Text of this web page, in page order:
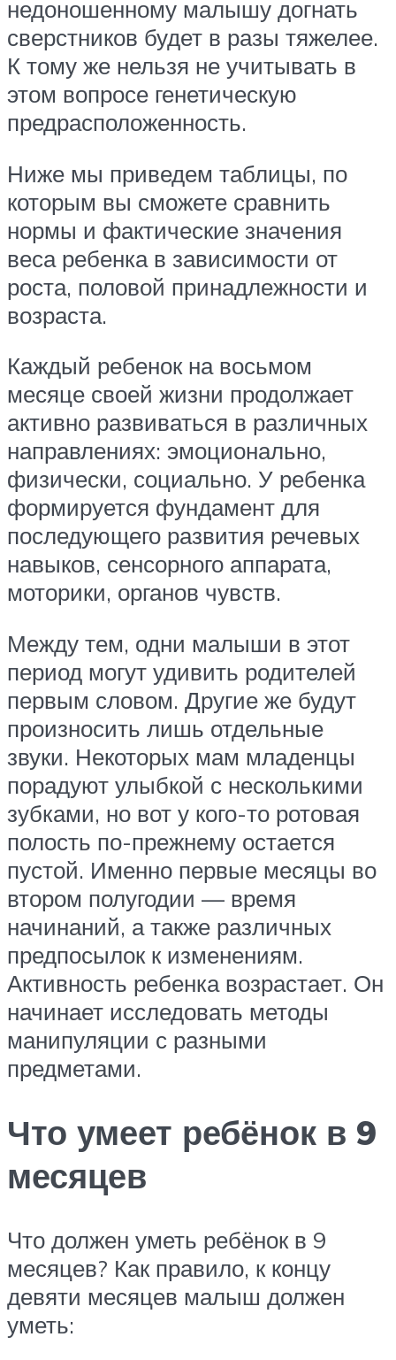
недоношенному малышу догнать
сверстников будет в разы тяжелее.
К тому же нельзя не учитывать в
этом вопросе генетическую
предрасположенность.
Ниже мы приведем таблицы, по
которым вы сможете сравнить
нормы и фактические значения
веса ребенка в зависимости от
роста, половой принадлежности и
возраста.
Каждый ребенок на восьмом
месяце своей жизни продолжает
активно развиваться в различных
направлениях: эмоционально,
физически, социально. У ребенка
формируется фундамент для
последующего развития речевых
навыков, сенсорного аппарата,
моторики, органов чувств.
Между тем, одни малыши в этот
период могут удивить родителей
первым словом. Другие же будут
произносить лишь отдельные
звуки. Некоторых мам младенцы
порадуют улыбкой с несколькими
зубками, но вот у кого-то ротовая
полость по-прежнему остается
пустой. Именно первые месяцы во
втором полугодии — время
начинаний, а также различных
предпосылок к изменениям.
Активность ребенка возрастает. Он
начинает исследовать методы
манипуляции с разными
предметами.
Что умеет ребёнок в 9
месяцев
Что должен уметь ребёнок в 9
месяцев? Как правило, к концу
девяти месяцев малыш должен
уметь: